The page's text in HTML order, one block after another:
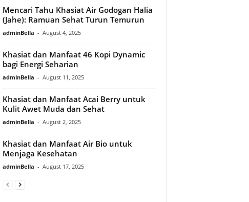
Mencari Tahu Khasiat Air Godogan Halia
(Jahe): Ramuan Sehat Turun Temurun
adminBella - August 4, 2025
Khasiat dan Manfaat 46 Kopi Dynamic
bagi Energi Seharian
adminBella - August 11, 2025
Khasiat dan Manfaat Acai Berry untuk
Kulit Awet Muda dan Sehat
adminBella - August 2, 2025
Khasiat dan Manfaat Air Bio untuk
Menjaga Kesehatan
adminBella - August 17, 2025